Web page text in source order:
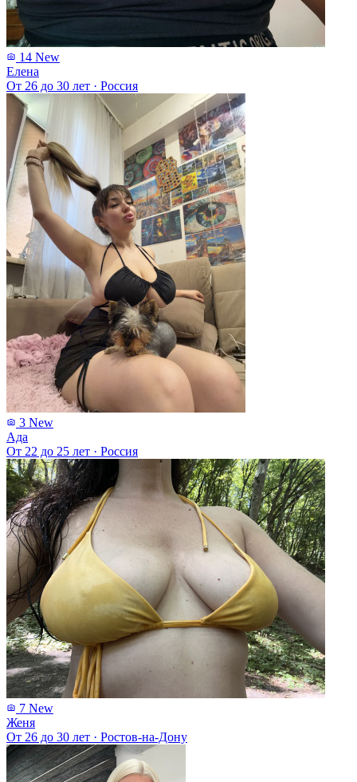
14 New
Елена
От 26 до 30 лет · Россия
3 New
Ада
От 22 до 25 лет · Россия
7 New
Женя
От 26 до 30 лет · Ростов-на-Дону